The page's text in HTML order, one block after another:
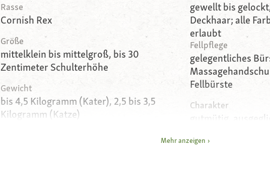
Rasse
Cornish Rex
Größe
mittelklein bis mittelgroß, bis 30
Zentimeter Schulterhöhe
Gewicht
bis 4,5 Kilogramm (Kater), 2,5 bis 3,5
Kilogramm (Katze)
gewellt bis
Deckhaar; alle
erlaubt
Fellpflege
gelegentliches
Fellbürste
Charakter
gutmütig,
Besonderheiten
Mehr anzeigen